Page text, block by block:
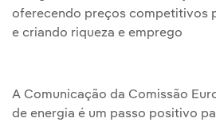
oferecendo preços competitivos
e criando riqueza e emprego
A Comunicação da Comissão
de energia é um passo positivo